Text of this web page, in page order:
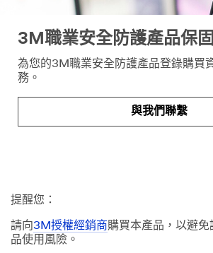
3M職業安全防護產品保
為您的3M職業安全防護產品登錄購買
務。
與我們聯繫
提醒您：
請向3M授權經銷商購買本產品，以避
品使用風險。